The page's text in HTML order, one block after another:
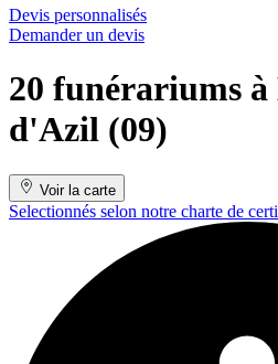
Devis personnalisés
Demander un devis
20 funérariums à
d'Azil (09)
Voir la carte
Selectionnés selon notre charte de